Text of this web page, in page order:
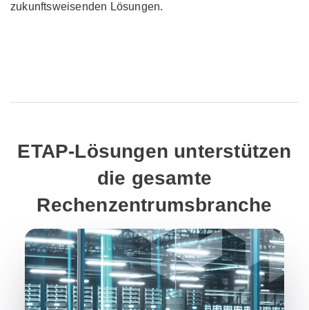
zukunftsweisenden Lösungen.
ETAP-Lösungen unterstützen
die gesamte
Rechenzentrumsbranche